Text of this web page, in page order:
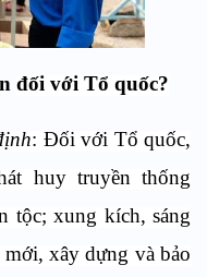
đối với Tổ quốc?
: Đối với Tổ quốc,
huy truyền thống
tộc; xung kích, sáng
xây dựng và bảo